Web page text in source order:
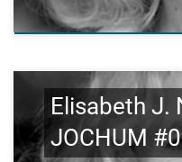
Elisabeth J.
JOCHUM